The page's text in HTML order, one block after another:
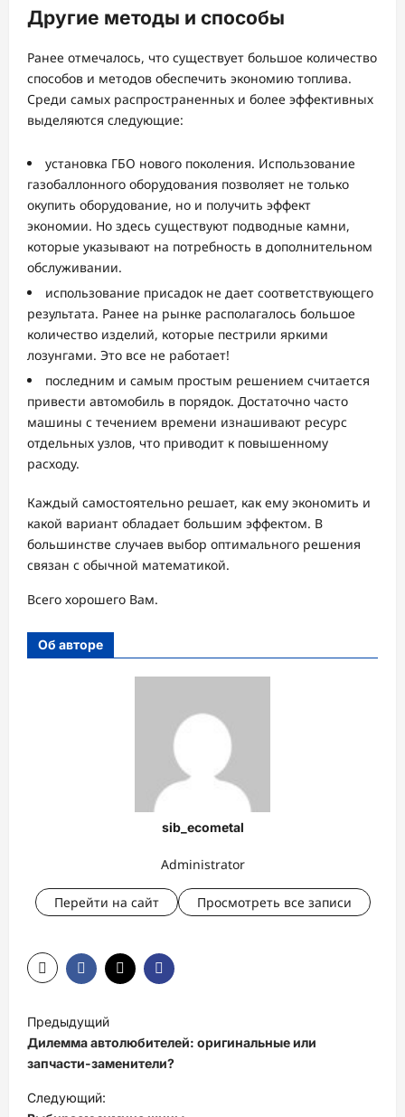
Другие методы и способы
Ранее отмечалось, что существует большое количество
способов и методов обеспечить экономию топлива.
Среди самых распространенных и более эффективных
выделяются следующие:
установка ГБО нового поколения. Использование
газобаллонного оборудования позволяет не только
окупить оборудование, но и получить эффект
экономии. Но здесь существуют подводные камни,
которые указывают на потребность в дополнительном
обслуживании.
использование присадок не дает соответствующего
результата. Ранее на рынке располагалось большое
количество изделий, которые пестрили яркими
лозунгами. Это все не работает!
последним и самым простым решением считается
привести автомобиль в порядок. Достаточно часто
машины с течением времени изнашивают ресурс
отдельных узлов, что приводит к повышенному
расходу.
Каждый самостоятельно решает, как ему экономить и
какой вариант обладает большим эффектом. В
большинстве случаев выбор оптимального решения
связан с обычной математикой.
Всего хорошего Вам.
Об авторе
sib_ecometal
Administrator
Перейти на сайт Просмотреть все записи
а
в
и
Предыдущий
Дилемма автолюбителей: оригинальные или
запчасти-заменители?
Следующий: